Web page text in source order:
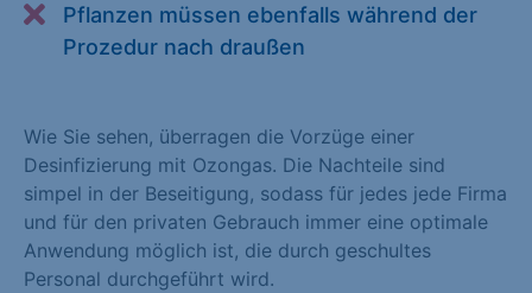
Pflanzen müssen ebenfalls während der
Prozedur nach draußen
Wie Sie sehen, überragen die Vorzüge einer
Desinfizierung mit Ozongas. Die Nachteile sind
simpel in der Beseitigung, sodass für jedes jede Firma
und für den privaten Gebrauch immer eine optimale
Anwendung möglich ist, die durch geschultes
Personal durchgeführt wird.
Alle akzeptieren Speichern
Essenziell (1)
Essenzielle Cookies ermöglichen grundlegende Funktionen und
sind für die einwandfreie Funktion der Website erforderlich.
Cookie-Informationen anzeigen